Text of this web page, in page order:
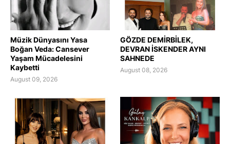
Müzik Dünyasını Yasa
Boğan Veda: Cansever
Yaşam Mücadelesini
Kaybetti
August 09, 2026
GÖZDE DEMİRBİLEK,
DEVRAN İSKENDER AYNI
SAHNEDE
August 08, 2026